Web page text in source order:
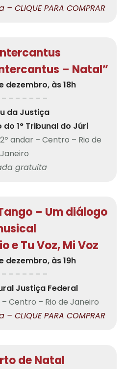
– CLIQUE PARA COMPRAR
– Natal”
dezembro, às 18h
– – – – – –
da Justiça
1° Tribunal do Júri
andar – Centro – Rio de
Janeiro
gratuita
– Um diálogo
e Tu Voz, Mi Voz
dezembro, às 19h
– – – – – –
Justiça Federal
– Centro – Rio de Janeiro
– CLIQUE PARA COMPRAR
de Natal